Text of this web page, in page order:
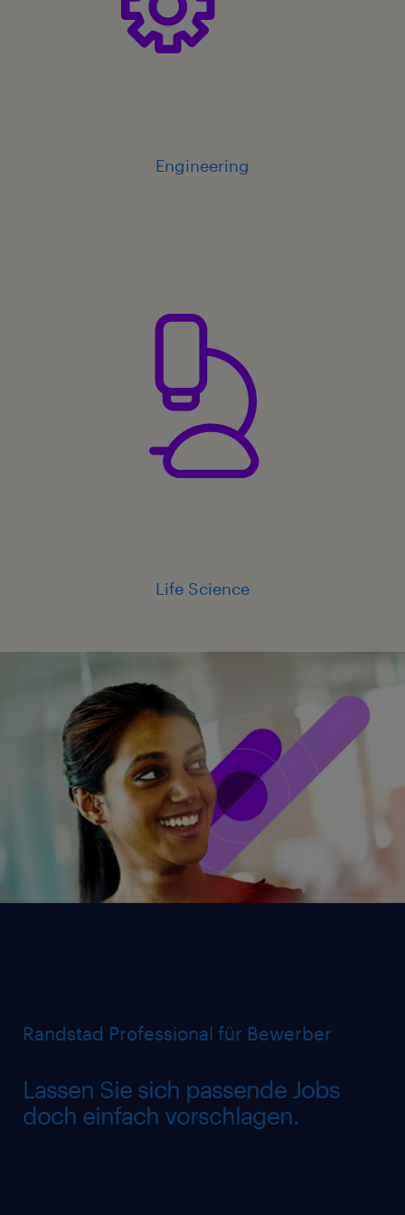
Engineering
Life Science
Randstad Professional für Bewerber
Lassen Sie sich passende Jobs
doch einfach vorschlagen.